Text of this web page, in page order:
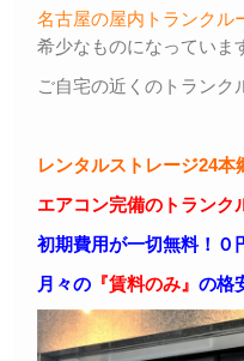
名古屋の屋内トランクル
希少なものになっていま
ご自宅の近くのトランク
レンタルストレージ24本
エアコン完備のトランク
初期費用が一切無料！０
月々の 『賃料のみ』 の格